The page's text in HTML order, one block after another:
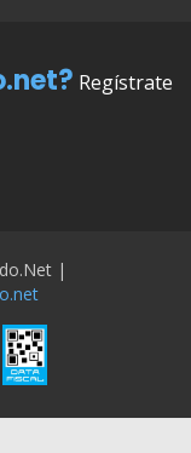
Regístrate
|